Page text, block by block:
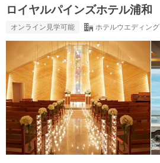
ロイヤルパインズホテル浦和
オンライン見学可能 ホテルウエディング